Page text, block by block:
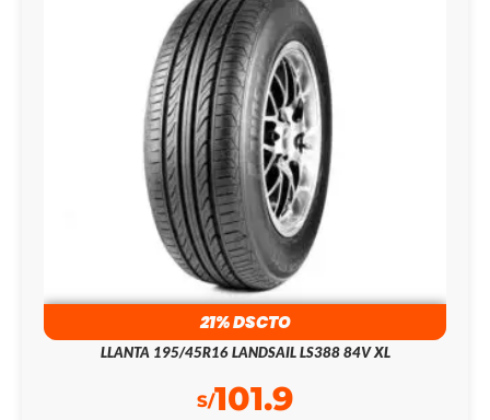
21% DSCTO
LLANTA 195/45R16 LANDSAIL LS388 84V XL
S/101.9